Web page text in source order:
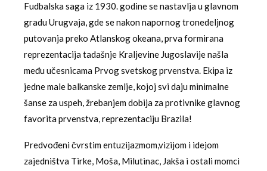
Fudbalska saga iz 1930. godine se nastavlja u glavnom
gradu Urugvaja, gde se nakon napornog tronedeljnog
putovanja preko Atlanskog okeana, prva formirana
reprezentacija tadašnje Kraljevine Jugoslavije našla
među učesnicama Prvog svetskog prvenstva. Ekipa iz
jedne male balkanske zemlje, kojoj svi daju minimalne
šanse za uspeh, žrebanjem dobija za protivnike glavnog
favorita prvenstva, reprezentaciju Brazila!
Predvođeni čvrstim entuzijazmom,vizijom i idejom
zajedništva Tirke, Moša, Milutinac, Jakša i ostali momci